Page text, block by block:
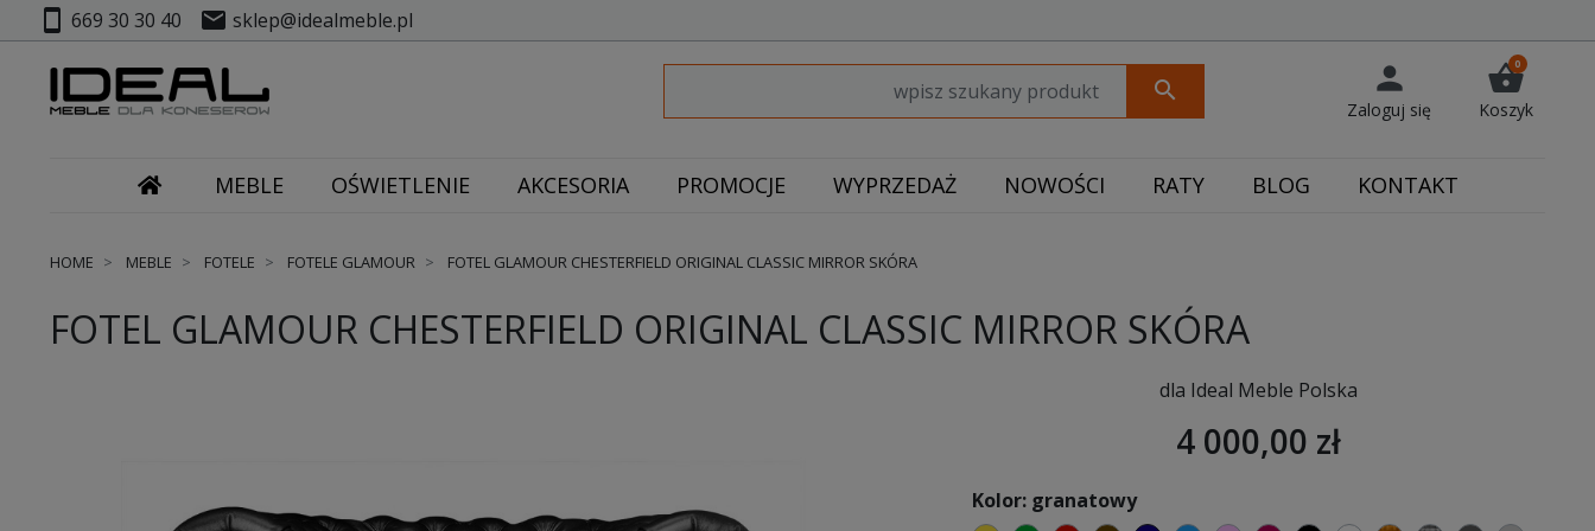
smartphone 669 30 30 40 mail sklep@idealmeble.pl
search person
Zaloguj się
shopping_basket
0
Koszyk
MEBLE OŚWIETLENIE AKCESORIA PROMOCJE WYPRZEDAŻ NOWOŚCI RATY BLOG KONTAKT
HOME MEBLE FOTELE FOTELE GLAMOUR FOTEL GLAMOUR CHESTERFIELD ORIGINAL CLASSIC MIRROR SKÓRA
FOTEL GLAMOUR CHESTERFIELD ORIGINAL CLASSIC MIRROR SKÓRA
dla Ideal Meble Polska
4 000,00 zł
Kolor: granatowy